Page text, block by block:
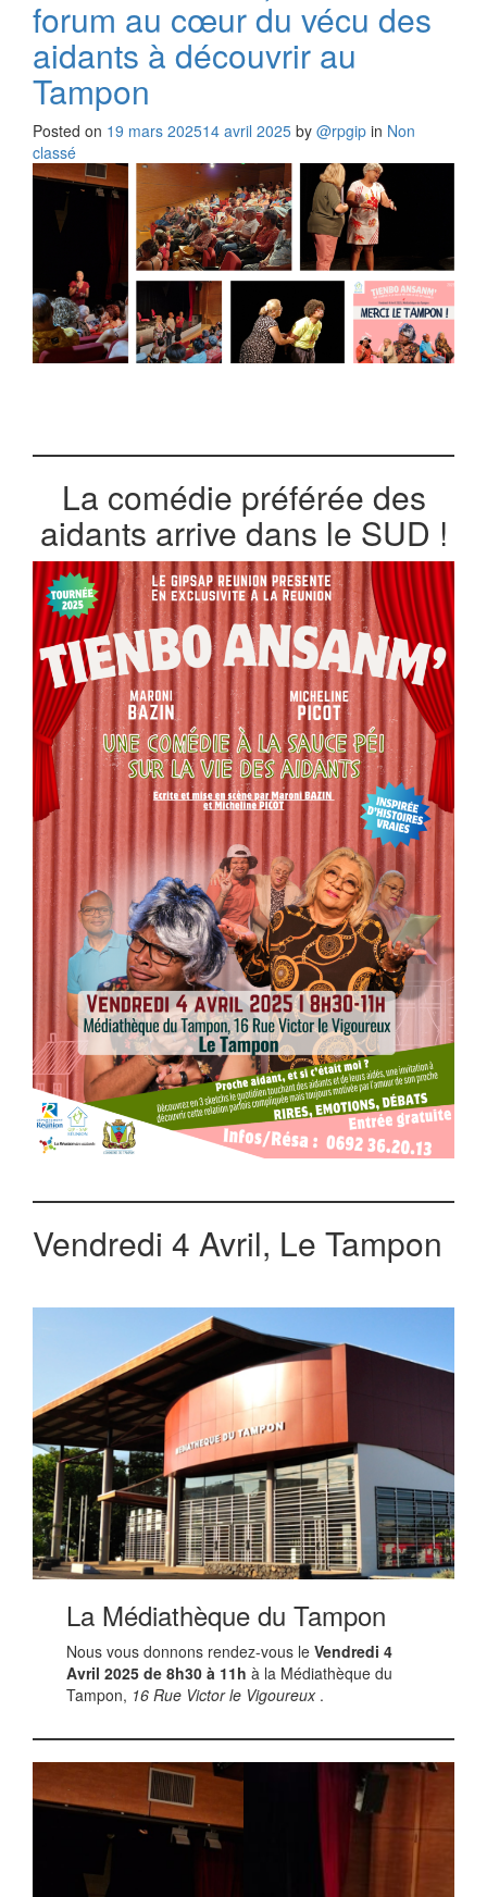
forum au cœur du vécu des
aidants à découvrir au
Tampon
Posted on 19 mars 202514 avril 2025 by @rpgip in Non
classé
La comédie préférée des
aidants arrive dans le SUD !
Vendredi 4 Avril, Le Tampon
La Médiathèque du Tampon
Nous vous donnons rendez-vous leVendredi 4
Avril 2025 de 8h30 à 11h à la Médiathèque du
Tampon, 16 Rue Victor le Vigoureux .